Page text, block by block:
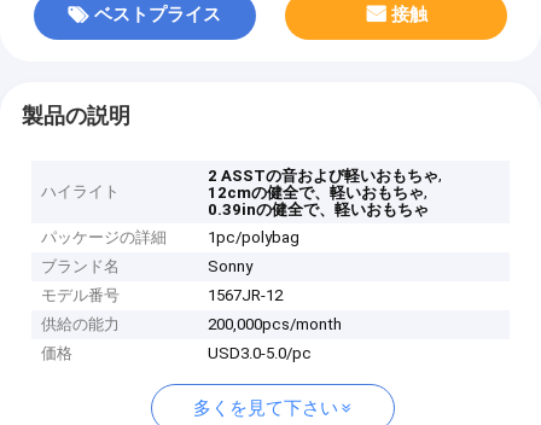
ベストプライス 接触
製品の説明
ハイライト
2 ASSTの音および軽いおもちゃ,
12cmの健全で、軽いおもちゃ,
0.39inの健全で、軽いおもちゃ
パッケージの詳細
1pc/polybag
ブランド名
Sonny
モデル番号
1567JR-12
供給の能力
200,000pcs/month
価格
USD3.0-5.0/pc
多くを見て下さい